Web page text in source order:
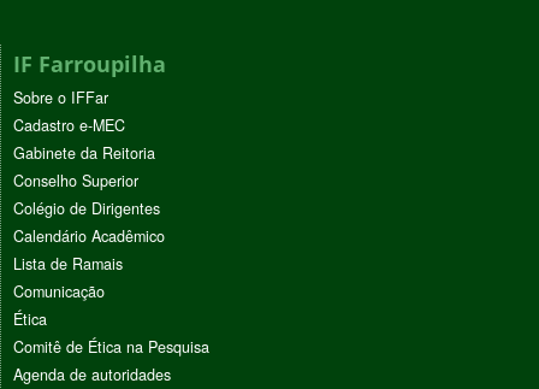
IF Farroupilha
Sobre o IFFar
Cadastro e-MEC
Gabinete da Reitoria
Conselho Superior
Colégio de Dirigentes
Calendário Acadêmico
Lista de Ramais
Comunicação
Ética
Comitê de Ética na Pesquisa
Agenda de autoridades